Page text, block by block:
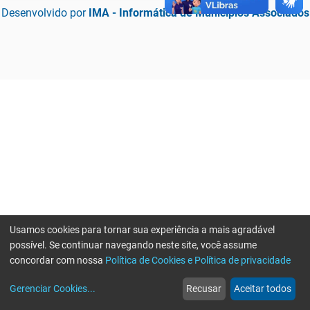
Desenvolvido por IMA - Informática de Municípios Associados
web
Notícias
more_horiz
Mais
Usamos cookies para tornar sua experiência a mais agradável
possível. Se continuar navegando neste site, você assume
concordar com nossa Política de Cookies e Política de privacidade
Gerenciar Cookies... Recusar Aceitar todos
Erro ao enviar informações, por favor tente novamente